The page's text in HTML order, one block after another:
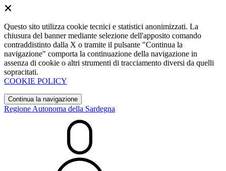
Questo sito utilizza cookie tecnici e statistici anonimizzati. La
chiusura del banner mediante selezione dell'apposito comando
contraddistinto dalla X o tramite il pulsante "Continua la
navigazione" comporta la continuazione della navigazione in
assenza di cookie o altri strumenti di tracciamento diversi da quelli
sopracitati.
COOKIE POLICY
Continua la navigazione
Regione Autonoma della Sardegna